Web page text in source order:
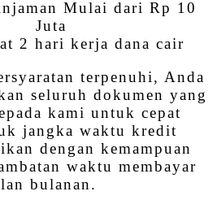
Mulai dari Rp 10
Juta
2 hari kerja dana cair
terpenuhi, Anda
seluruh dokumen yang
kami untuk cepat
jangka waktu kredit
dengan kemampuan
waktu membayar
bulanan.